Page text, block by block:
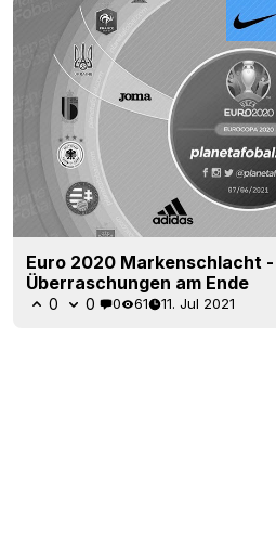
Euro 2020 Markenschlacht -
Überraschungen am Ende
0 0 0 61 11. Jul 2021